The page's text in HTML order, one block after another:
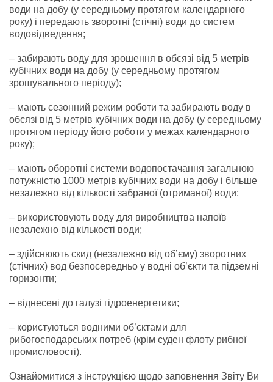
води на добу (у середньому протягом календарного
року) і передають зворотні (стічні) води до систем
водовідведення;
– забирають воду для зрошення в обсязі від 5 метрів
кубічних води на добу (у середньому протягом
зрошувального періоду);
– мають сезонний режим роботи та забирають воду в
обсязі від 5 метрів кубічних води на добу (у середньому
протягом періоду його роботи у межах календарного
року);
– мають оборотні системи водопостачання загальною
потужністю 1000 метрів кубічних води на добу і більше
незалежно від кількості забраної (отриманої) води;
– використовують воду для виробництва напоїв
незалежно від кількості води;
– здійснюють скид (незалежно від об’єму) зворотних
(стічних) вод безпосередньо у водні об’єкти та підземні
горизонти;
– віднесені до галузі гідроенергетики;
– користуються водними об’єктами для
рибогосподарських потреб (крім суден флоту рибної
промисловості).
Ознайомитися з інструкцією щодо заповнення Звіту Ви